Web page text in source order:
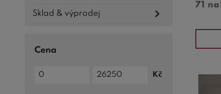
Sklad & výprodej
Cena
Cena
Cena
do
Kč
71